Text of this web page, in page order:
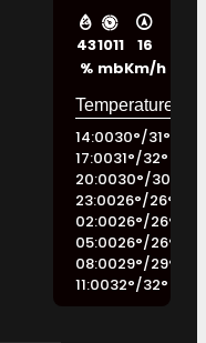
43
%
1011
mb
16
Km/h
14:0030°/31°
17:0031°/32°
20:0030°/30
23:0026°/26°
02:0026°/26°
05:0026°/26°
08:0029°/29°
11:0032°/32°